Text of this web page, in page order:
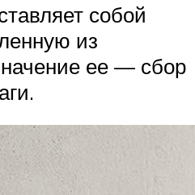
собой
из
ее — сбор